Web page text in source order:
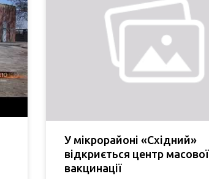
У мікрорайоні «Східний»
відкриється центр масової
вакцинації